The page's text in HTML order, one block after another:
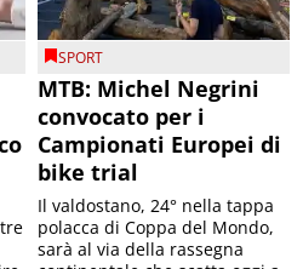
SPORT
MTB: Michel Negrini
convocato per i
Campionati Europei di
bike trial
Il valdostano, 24° nella tappa
polacca di Coppa del Mondo,
sarà al via della rassegna